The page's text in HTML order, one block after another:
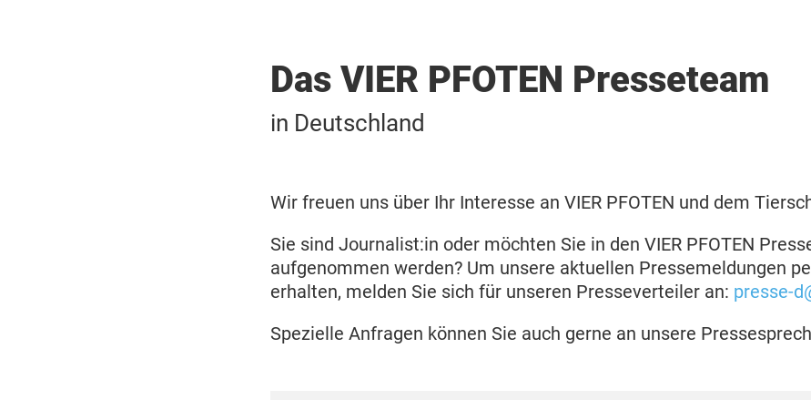
Das VIER PFOTEN Presseteam
in Deutschland
Wir freuen uns über Ihr Interesse an VIER PFOTEN und dem
Sie sind Journalist:in oder möchten Sie in den VIER PFOTEN
aufgenommen werden? Um unsere aktuellen Pressemeldungen
erhalten, melden Sie sich für unseren Presseverteiler an: presse-
Spezielle Anfragen können Sie auch gerne an unsere